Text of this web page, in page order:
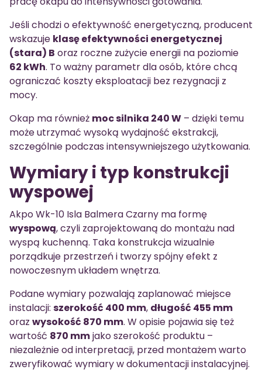
Jeśli chodzi o efektywność energetyczną, producent
wskazuje klasę efektywności energetycznej
(stara) B oraz roczne zużycie energii na poziomie
62 kWh. To ważny parametr dla osób, które chcą
ograniczać koszty eksploatacji bez rezygnacji z
mocy.
Okap ma również moc silnika 240 W – dzięki temu
może utrzymać wysoką wydajność ekstrakcji,
szczególnie podczas intensywniejszego użytkowania.
Wymiary i typ konstrukcji
wyspowej
Akpo Wk-10 Isla Balmera Czarny ma formę
wyspową, czyli zaprojektowaną do montażu nad
wyspą kuchenną. Taka konstrukcja wizualnie
porządkuje przestrzeń i tworzy spójny efekt z
nowoczesnym układem wnętrza.
Podane wymiary pozwalają zaplanować miejsce
instalacji: szerokość 400 mm, długość 455 mm
oraz wysokość 870 mm. W opisie pojawia się też
wartość 870 mmjako szerokość produktu –
niezależnie od interpretacji, przed montażem warto
zweryfikować wymiary w dokumentacji instalacyjnej.